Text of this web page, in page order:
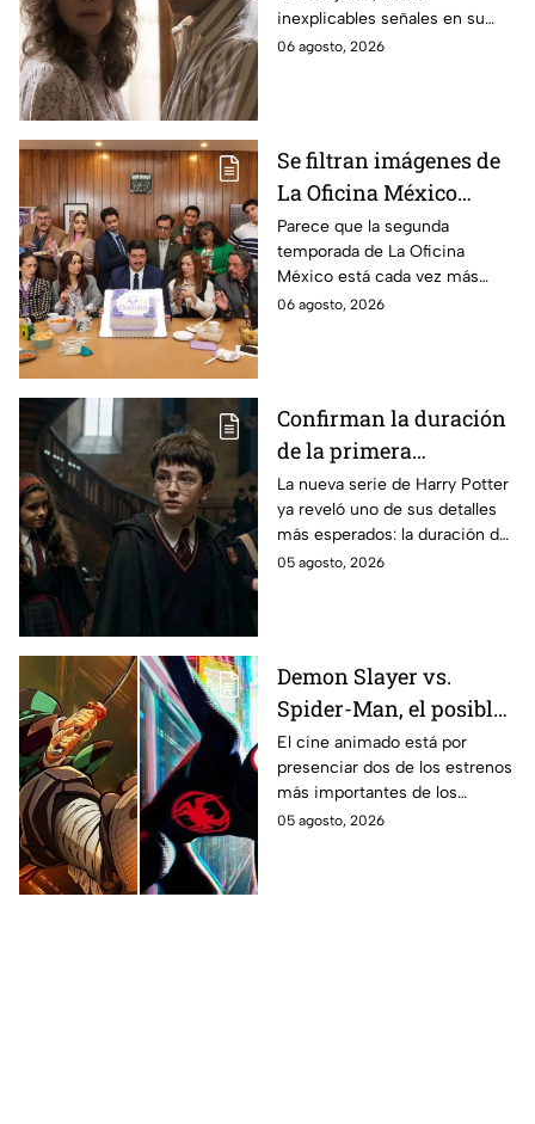
durante la grabación de
la película
inexplicables señales en su
cuerpo durante el rodaje de la
06 agosto, 2026
Se filtran imágenes de
La Oficina México
temporada 2 y un
detalle desata teorías
entre los fans
Parece que la segunda
temporada de La Oficina
México está cada vez más
cerca, pues el elenco ya se
06 agosto, 2026
Confirman la duración
de la primera
temporada de Harry
Potter y emocionará a
los fans de los libros
La nueva serie de Harry Potter
ya reveló uno de sus detalles
más esperados: la duración de
la primera temporada basada
05 agosto, 2026
Demon Slayer vs.
Spider-Man, el posible
gran enfrentamiento
en taquilla del 2027
El cine animado está por
presenciar dos de los estrenos
más importantes de los
últimos años.
05 agosto, 2026